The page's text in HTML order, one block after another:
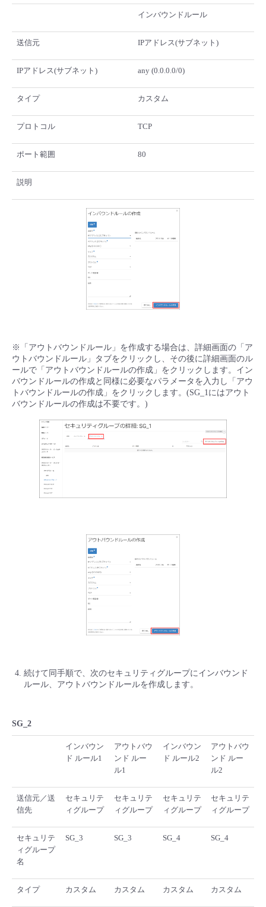
インバウンドルール
送信元 IPアドレス(サブネット)
IPアドレス(サブネット) any (0.0.0.0/0)
タイプ カスタム
プロトコル TCP
ポート範囲 80
説明
※「アウトバウンドルール」を作成する場合は、詳細画面の「ア
ウトバウンドルール」タブをクリックし、その後に詳細画面のル
ールで「アウトバウンドルールの作成」をクリックします。イン
バウンドルールの作成と同様に必要なパラメータを入力し「アウ
トバウンドルールの作成」をクリックします。(SG_1にはアウト
バウンドルールの作成は不要です。)
続けて同手順で、次のセキュリティグループにインバウンド
ルール、アウトバウンドルールを作成します。
SG_2
インバウン
ド ルール1
アウトバウ
ンド ルー
ル1
インバウン
ド ルール2
アウトバウ
ンド ルー
ル2
送信元／送
信先
セキュリテ
ィグループ
セキュリテ
ィグループ
セキュリテ
ィグループ
セキュリテ
ィグループ
セキュリテ
ィグループ
名
SG_3 SG_3 SG_4 SG_4
タイプ カスタム カスタム カスタム カスタム